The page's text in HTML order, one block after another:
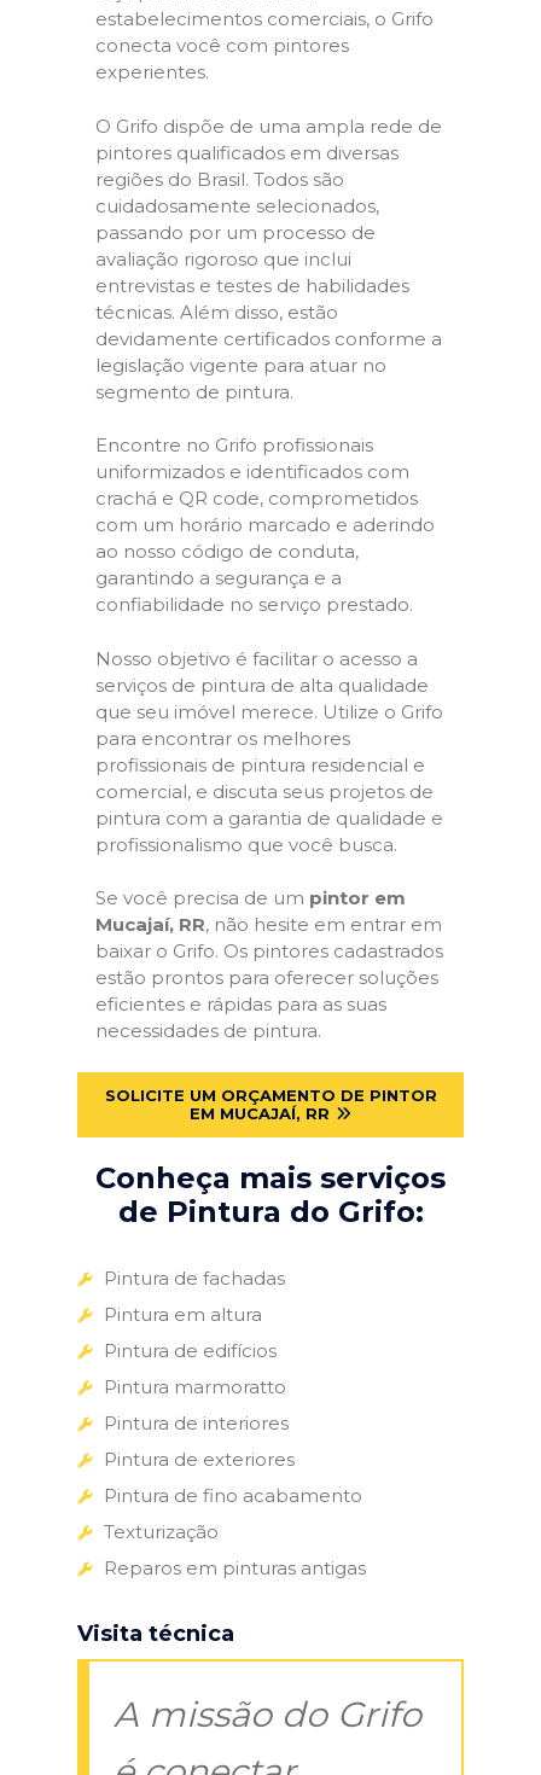
estabelecimentos comerciais, o Grifo
conecta você com pintores
experientes.
O Grifo dispõe de uma ampla rede de
pintores qualificados em diversas
regiões do Brasil. Todos são
cuidadosamente selecionados,
passando por um processo de
avaliação rigoroso que inclui
entrevistas e testes de habilidades
técnicas. Além disso, estão
devidamente certificados conforme a
legislação vigente para atuar no
segmento de pintura.
Encontre no Grifo profissionais
uniformizados e identificados com
crachá e QR code, comprometidos
com um horário marcado e aderindo
ao nosso código de conduta,
garantindo a segurança e a
confiabilidade no serviço prestado.
Nosso objetivo é facilitar o acesso a
serviços de pintura de alta qualidade
que seu imóvel merece. Utilize o Grifo
para encontrar os melhores
profissionais de pintura residencial e
comercial, e discuta seus projetos de
pintura com a garantia de qualidade e
profissionalismo que você busca.
Se você precisa de um pintor em
Mucajaí, RR, não hesite em entrar em
baixar o Grifo. Os pintores cadastrados
estão prontos para oferecer soluções
eficientes e rápidas para as suas
necessidades de pintura.
SOLICITE UM ORÇAMENTO DE PINTOR
EM MUCAJAÍ, RR
Conheça mais serviços
de Pintura do Grifo:
Pintura de fachadas
Pintura em altura
Pintura de edifícios
Pintura marmoratto
Pintura de interiores
Pintura de exteriores
Pintura de fino acabamento
Texturização
Reparos em pinturas antigas
Visita técnica
A missão do Grifo